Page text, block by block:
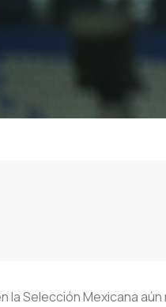
la Selección Mexicana